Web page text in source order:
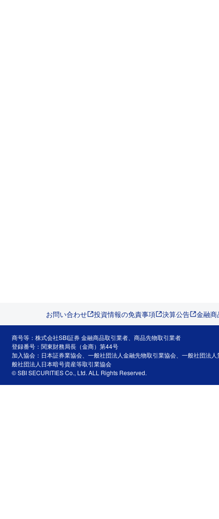
お問い合わせ 投資情報の免責事項 決算公告 金融
商号等：株式会社SBI証券 金融商品取引業者、商品先物取引業者
登録番号：関東財務局長（金商）第44号
加入協会：日本証券業協会、一般社団法人金融先物取引業協会、一般社団法
般社団法人日本暗号資産等取引業協会
© SBI SECURITIES Co., Ltd. ALL Rights Reserved.